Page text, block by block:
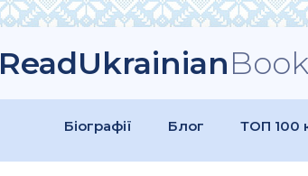
ReadUkrainian
Біографії Блог ТОП 100